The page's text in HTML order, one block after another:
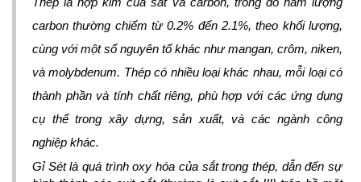
carbon thường chiếm từ 0.2% đến 2.1%, theo khối lượng,
cùng với một số nguyên tố khác như mangan, crôm, niken,
và molybdenum. Thép có nhiều loại khác nhau, mỗi loại có
thành phần và tính chất riêng, phù hợp với các ứng dụng
cụ thể trong xây dựng, sản xuất, và các ngành công
nghiệp khác.
Gỉ Sét là quá trình oxy hóa của sắt trong thép, dẫn đến sự